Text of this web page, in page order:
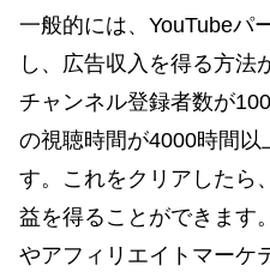
一般的には、YouTubeパ
し、広告収入を得る方法
チャンネル登録者数が
の視聴時間が4000時間以
す。これをクリアしたら
益を得ることができます
やアフィリエイトマーケ